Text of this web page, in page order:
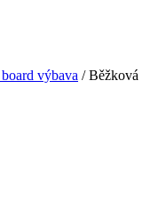
výbava / Běžková